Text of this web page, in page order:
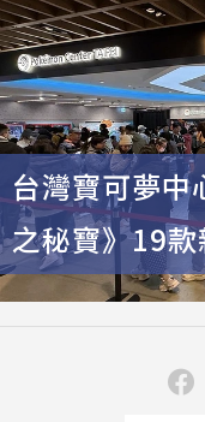
台灣寶可夢中
之秘寶》19
超Q